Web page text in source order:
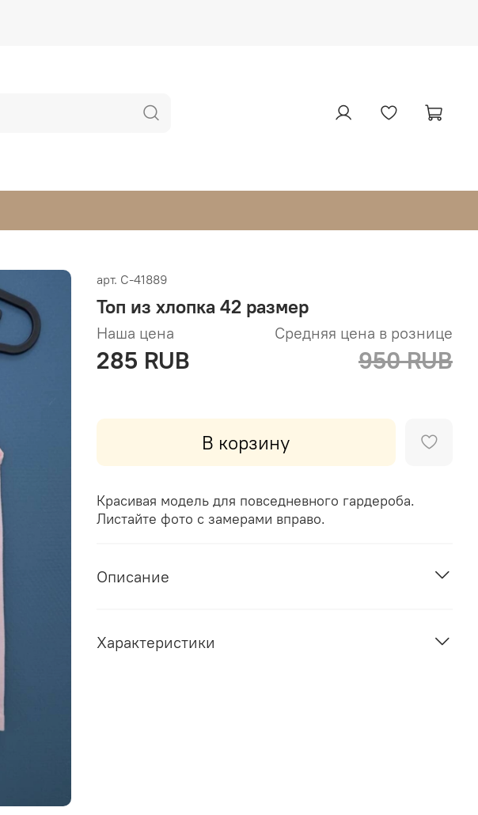
арт. С-41889
Топ из хлопка 42 размер
Наша цена
285 RUB
Средняя цена в рознице
950 RUB
В корзину
Красивая модель для повседневного гардероба.
Листайте фото с замерами вправо.
Описание
Характеристики